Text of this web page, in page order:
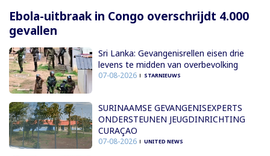
Ebola-uitbraak in Congo overschrijdt 4.000
gevallen
Sri Lanka: Gevangenisrellen eisen drie
levens te midden van overbevolking
07-08-2026 STARNIEUWS
SURINAAMSE GEVANGENISEXPERTS
ONDERSTEUNEN JEUGDINRICHTING
CURAÇAO
07-08-2026 UNITED NEWS